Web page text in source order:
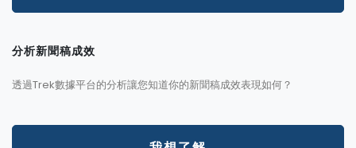
分析新聞稿成效
透過Trek數據平台的分析讓您知道你的新聞稿成效表現如何？